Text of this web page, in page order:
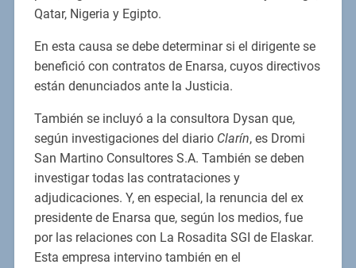
Qatar, Nigeria y Egipto.
En esta causa se debe determinar si el dirigente se
benefició con contratos de Enarsa, cuyos directivos
están denunciados ante la Justicia.
También se incluyó a la consultora Dysan que,
según investigaciones del diario Clarín, es Dromi
San Martino Consultores S.A. También se deben
investigar todas las contrataciones y
adjudicaciones. Y, en especial, la renuncia del ex
presidente de Enarsa que, según los medios, fue
por las relaciones con La Rosadita SGI de Elaskar.
Esta empresa intervino también en el